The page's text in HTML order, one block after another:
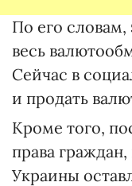
По его
весь
Сейчас в
и продать
Кроме того,
права
Украины